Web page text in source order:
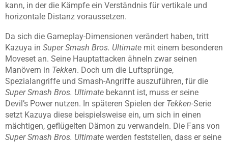
kann, in der die Kämpfe ein Verständnis für vertikale und
horizontale Distanz voraussetzen.
Da sich die Gameplay-Dimensionen verändert haben, tritt
Kazuya in Super Smash Bros. Ultimate mit einem besonderen
Moveset an. Seine Hauptattacken ähneln zwar seinen
Manövern in Tekken. Doch um die Luftsprünge,
Spezialangriffe und Smash-Angriffe auszuführen, für die
Super Smash Bros. Ultimate bekannt ist, muss er seine
Devil’s Power nutzen. In späteren Spielen der Tekken-Serie
setzt Kazuya diese beispielsweise ein, um sich in einen
mächtigen, geflügelten Dämon zu verwandeln. Die Fans von
Super Smash Bros. Ultimate werden feststellen, dass er seine